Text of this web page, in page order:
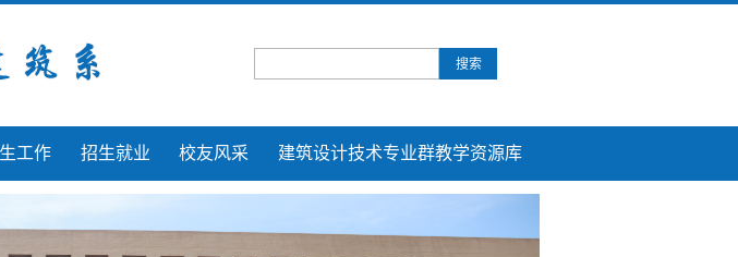
工作 招生就业 校友风采 建筑设计技术专业群教学资源库